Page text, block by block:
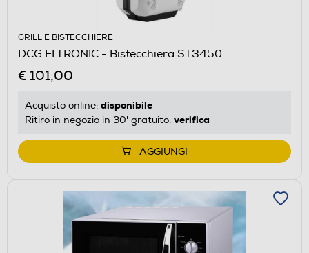
GRILL E BISTECCHIERE
DCG ELTRONIC - Bistecchiera ST3450
€ 101,00
Acquisto online: disponibile
Ritiro in negozio in 30' gratuito: verifica
AGGIUNGI